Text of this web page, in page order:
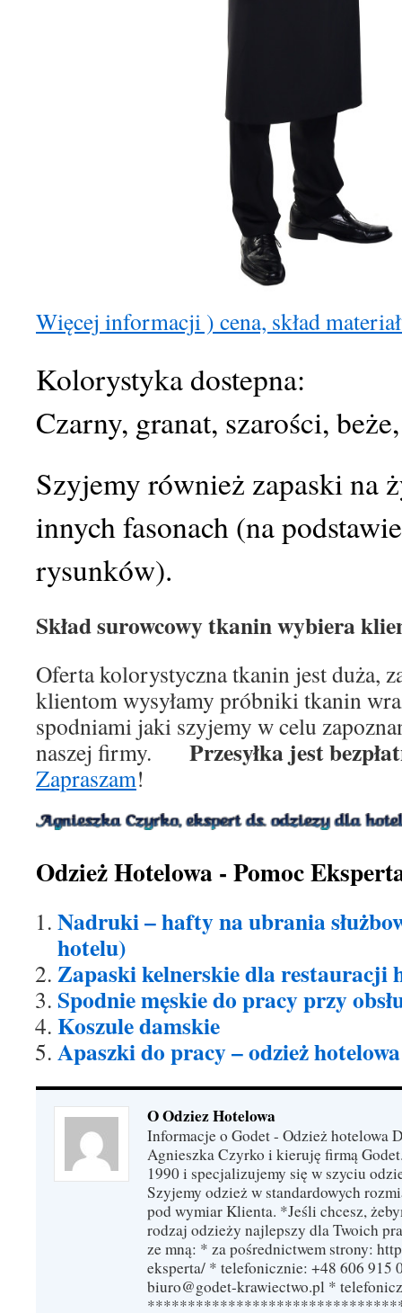
Więcej informacji ) cena, skład
Kolorystyka dostepna:
Czarny, granat, szarości,
Szyjemy również zapaski na
innych fasonach (na
rysunków).
Skład surowcowy tkanin wybiera
Oferta kolorystyczna tkanin jest duża,
klientom wysyłamy próbniki tkanin
spodniami jaki szyjemy w celu
naszej firmy. Przesyłka jest
Zapraszam!
Odzież Hotelowa - Pomoc
Nadruki – hafty na ubrania
hotelu)
Zapaski kelnerskie dla restauracji
Spodnie męskie do pracy przy
Koszule damskie
Apaszki do pracy – odzież hotelowa
O Odziez Hotelowa
Informacje o Godet - Odzież hotelowa
Agnieszka Czyrko i kieruję firmą
1990 i specjalizujemy się w szyciu
Szyjemy odzież w standardowych
pod wymiar Klienta. *Jeśli chcesz,
rodzaj odzieży najlepszy dla Twoich
ze mną: * za pośrednictwem strony:
eksperta/ * telefonicznie: +48 606 915
biuro@godet-krawiectwo.pl *